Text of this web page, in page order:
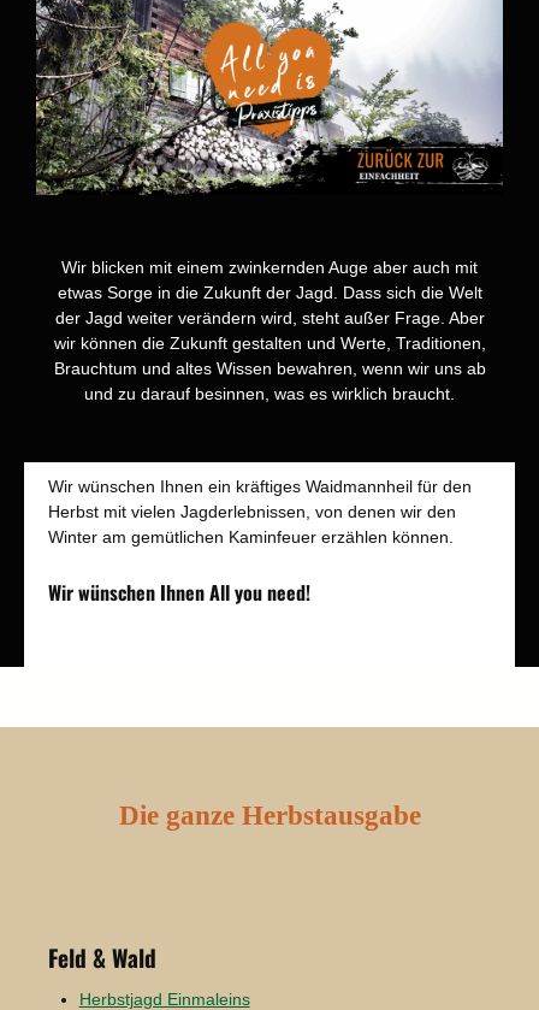
Wir blicken mit einem zwinkernden Auge aber auch mit
etwas Sorge in die Zukunft der Jagd. Dass sich die Welt
der Jagd weiter verändern wird, steht außer Frage. Aber
wir können die Zukunft gestalten und Werte, Traditionen,
Brauchtum und altes Wissen bewahren, wenn wir uns ab
und zu darauf besinnen, was es wirklich braucht.
Wir wünschen Ihnen ein kräftiges Waidmannheil für den
Herbst mit vielen Jagderlebnissen, von denen wir den
Winter am gemütlichen Kaminfeuer erzählen können.
Wir wünschen Ihnen All you need!
Die ganze Herbstausgabe
Feld & Wald
Herbstjagd Einmaleins